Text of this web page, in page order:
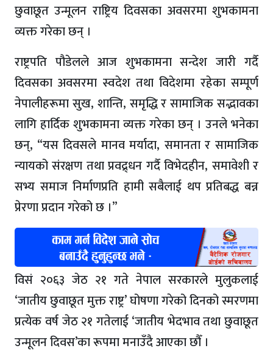
छुवाछूत उन्मूलन राष्ट्रिय दिवसका अवसरमा शुभकामना
व्यक्त गरेका छन् ।
राष्ट्रपति पौडेलले आज शुभकामना सन्देश जारी गर्दै
दिवसका अवसरमा स्वदेश तथा विदेशमा रहेका सम्पूर्ण
नेपालीहरूमा सुख, शान्ति, समृद्धि र सामाजिक सद्भावका
लागि हार्दिक शुभकामना व्यक्त गरेका छन् । उनले भनेका
छन्, “यस दिवसले मानव मर्यादा, समानता र सामाजिक
न्यायको संरक्षण तथा प्रवद्र्धन गर्दै विभेदहीन, समावेशी र
सभ्य समाज निर्माणप्रति हामी सबैलाई थप प्रतिबद्ध बन्न
प्रेरणा प्रदान गरेको छ ।”
विसं २०६३ जेठ २१ गते नेपाल सरकारले मुलुकलाई
‘जातीय छुवाछूत मुक्त राष्ट्र’ घोषणा गरेको दिनको स्मरणमा
प्रत्येक वर्ष जेठ २१ गतेलाई ‘जातीय भेदभाव तथा छुवाछूत
उन्मूलन दिवस’का रूपमा मनाउँदै आएका छौँ ।